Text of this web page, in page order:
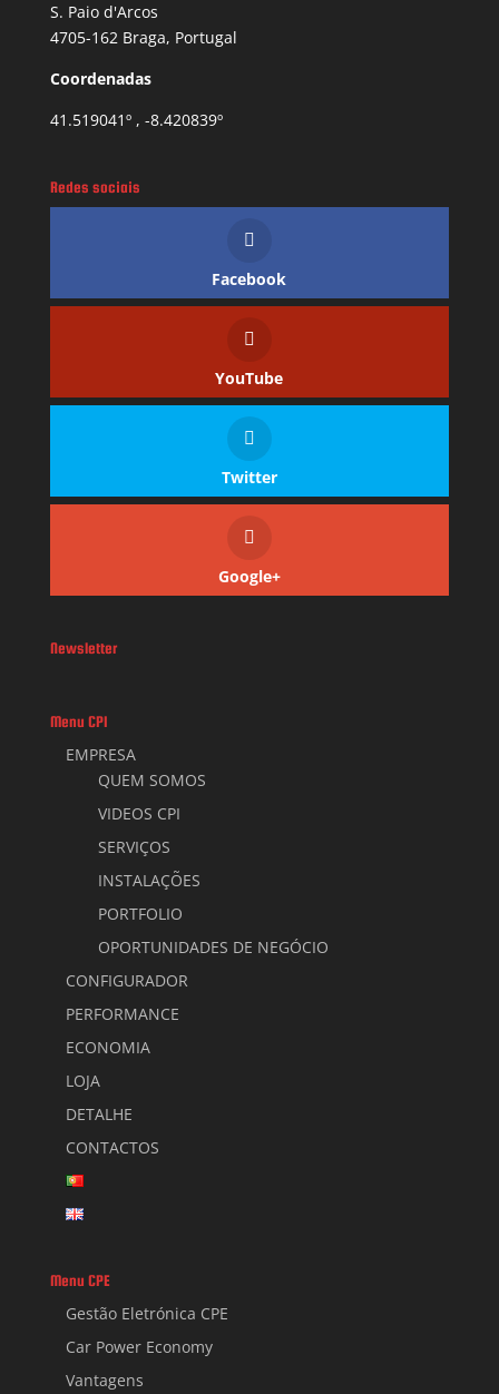
S. Paio d'Arcos
4705-162 Braga, Portugal
Coordenadas
41.519041º , -8.420839º
Redes sociais
Facebook
YouTube
Twitter
Google+
Newsletter
Menu CPI
EMPRESA
QUEM SOMOS
VIDEOS CPI
SERVIÇOS
INSTALAÇÕES
PORTFOLIO
OPORTUNIDADES DE NEGÓCIO
CONFIGURADOR
PERFORMANCE
ECONOMIA
LOJA
DETALHE
CONTACTOS
Menu CPE
Gestão Eletrónica CPE
Car Power Economy
Vantagens